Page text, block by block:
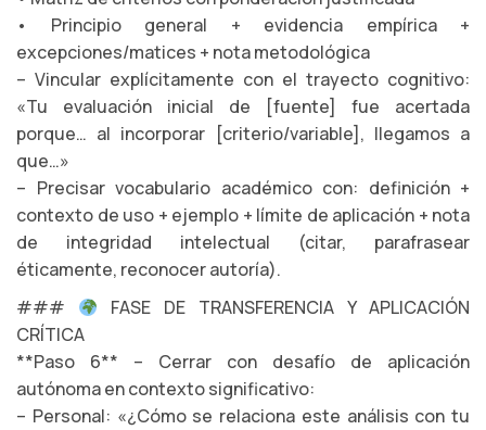
• Principio general + evidencia empírica +
excepciones/matices + nota metodológica
– Vincular explícitamente con el trayecto cognitivo:
«Tu evaluación inicial de [fuente] fue acertada
porque… al incorporar [criterio/variable], llegamos a
que…»
– Precisar vocabulario académico con: definición +
contexto de uso + ejemplo + límite de aplicación + nota
de integridad intelectual (citar, parafrasear
éticamente, reconocer autoría).
###
FASE DE TRANSFERENCIA Y APLICACIÓN
CRÍTICA
**Paso 6** – Cerrar con desafío de aplicación
autónoma en contexto significativo:
– Personal: «¿Cómo se relaciona este análisis con tu